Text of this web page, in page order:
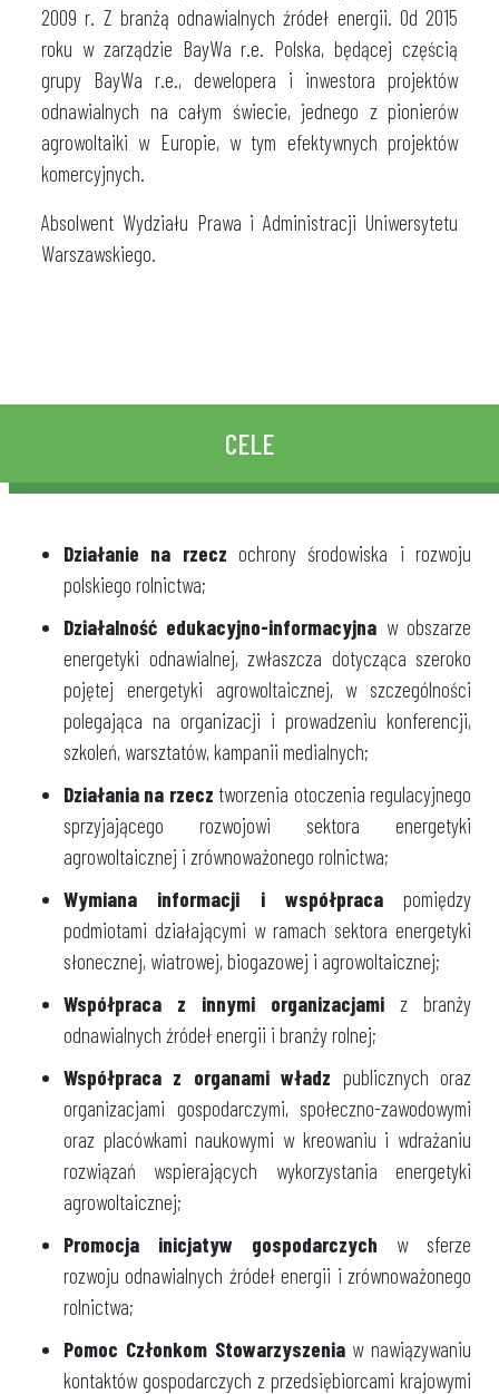
2009 r. Z branżą odnawialnych źródeł energii. Od 2015
roku w zarządzie BayWa r.e. Polska, będącej częścią
grupy BayWa r.e., dewelopera i inwestora projektów
odnawialnych na całym świecie, jednego z pionierów
agrowoltaiki w Europie, w tym efektywnych projektów
komercyjnych.
Absolwent Wydziału Prawa i Administracji Uniwersytetu
Warszawskiego.
CELE
Działanie na rzecz ochrony środowiska i rozwoju
polskiego rolnictwa;
Działalność edukacyjno-informacyjna w obszarze
energetyki odnawialnej, zwłaszcza dotycząca szeroko
pojętej energetyki agrowoltaicznej, w szczególności
polegająca na organizacji i prowadzeniu konferencji,
szkoleń, warsztatów, kampanii medialnych;
Działania na rzecz tworzenia otoczenia regulacyjnego
sprzyjającego rozwojowi sektora energetyki
agrowoltaicznej i zrównoważonego rolnictwa;
Wymiana informacji i współpracapomiędzy
podmiotami działającymi w ramach sektora energetyki
słonecznej, wiatrowej, biogazowej i agrowoltaicznej;
Współpraca z innymi organizacjami z branży
odnawialnych źródeł energii i branży rolnej;
Współpraca z organami władz publicznych oraz
organizacjami gospodarczymi, społeczno-zawodowymi
oraz placówkami naukowymi w kreowaniu i wdrażaniu
rozwiązań wspierających wykorzystania energetyki
agrowoltaicznej;
Promocja inicjatyw gospodarczych w sferze
rozwoju odnawialnych źródeł energii i zrównoważonego
rolnictwa;
Pomoc Członkom Stowarzyszenia w nawiązywaniu
kontaktów gospodarczych z przedsiębiorcami krajowymi